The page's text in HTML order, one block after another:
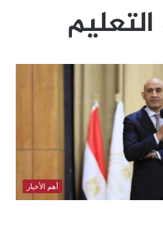
أهم الأخبار